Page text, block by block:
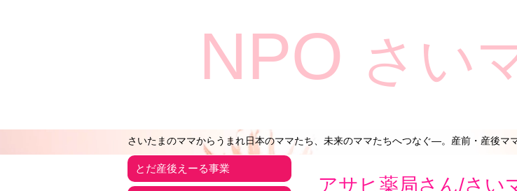
NPO さい
さいたまのママからうまれ日本のママたち、未来のママたちへつなぐ―。産前・産後マ
アサヒ薬局さん/さい
とだ産後えーる事業